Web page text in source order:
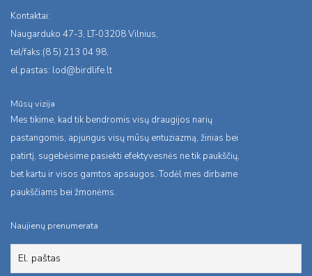
Kontaktai:
Naugarduko 47-3, LT-03208 Vilnius,
tel/faks:(8 5) 213 04 98,
el.pastas: lod@birdlife.lt
Mūsų vizija
Mes tikime, kad tik bendromis visų draugijos narių
pastangomis, apjungus visų mūsų entuziazmą, žinias bei
patirtį, sugebėsime pasiekti efektyvesnės ne tik paukščių,
bet kartu ir visos gamtos apsaugos. Todėl mes dirbame
paukščiams bei žmonėms.
Naujienų prenumerata